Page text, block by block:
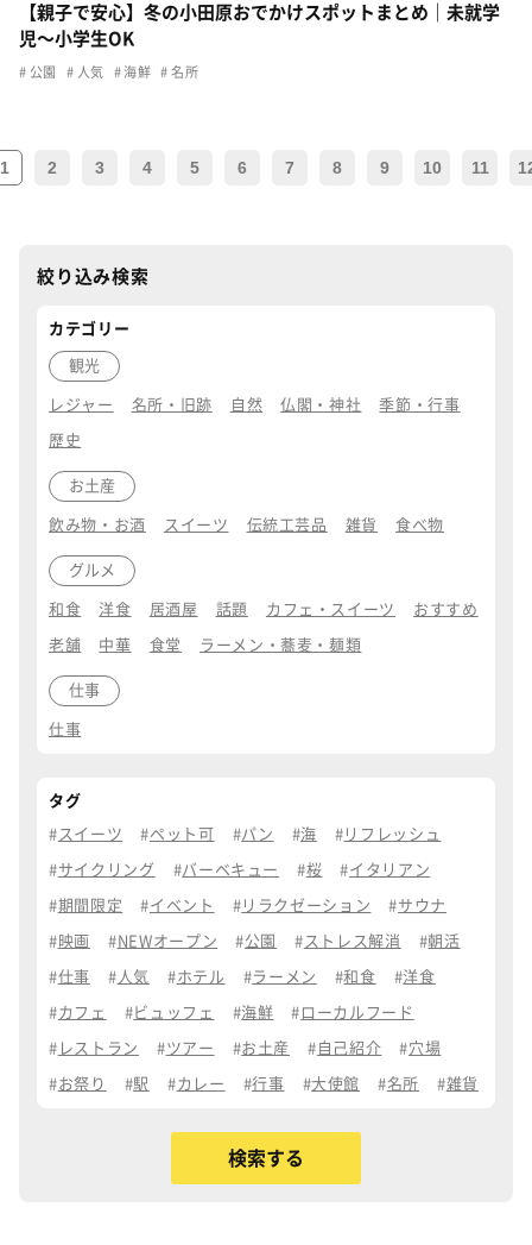
【親子で安心】冬の小田原おでかけスポットまとめ｜未就学
児〜小学生OK
公園 人気 海鮮 名所
1 2 3 4 5 6 7 8 9 10 11
絞り込み検索
カテゴリー
観光
レジャー 名所・旧跡 自然 仏閣・神社 季節・行事
歴史
お土産
飲み物・お酒 スイーツ 伝統工芸品 雑貨 食べ物
グルメ
和食 洋食 居酒屋 話題 カフェ・スイーツ おすすめ
老舗 中華 食堂 ラーメン・蕎麦・麺類
仕事
仕事
タグ
スイーツ ペット可 パン 海 リフレッシュ
サイクリング バーベキュー 桜 イタリアン
期間限定 イベント リラクゼーション サウナ
映画 NEWオープン 公園 ストレス解消 朝活
仕事 人気 ホテル ラーメン 和食 洋食
カフェ ビュッフェ 海鮮 ローカルフード
レストラン ツアー お土産 自己紹介 穴場
お祭り 駅 カレー 行事 大使館 名所 雑貨